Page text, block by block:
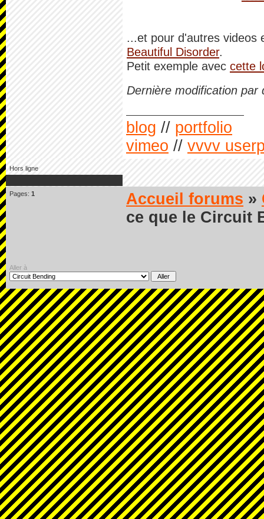
...et pour d'autres videos
Beautiful Disorder.
Petit exemple avec cette
Dernière modification
blog // portfolio
vimeo // vvvv
Hors ligne
Pages: 1 Accueil forums »
ce que le Circuit
Aller à